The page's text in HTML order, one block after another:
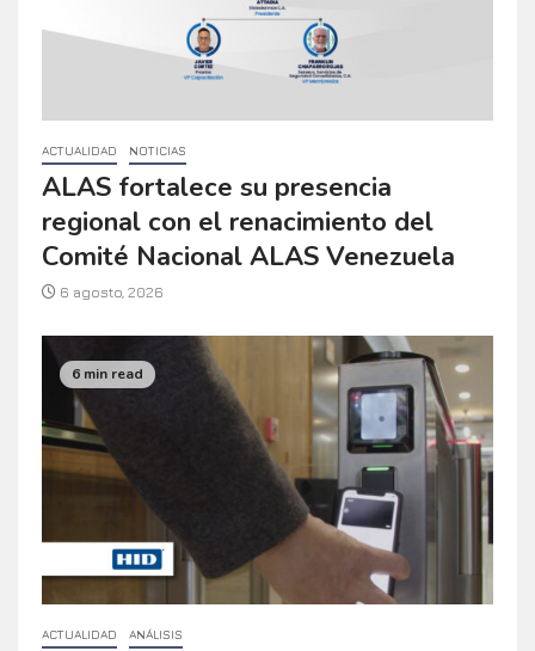
ACTUALIDAD NOTICIAS
ALAS fortalece su presencia
regional con el renacimiento del
Comité Nacional ALAS Venezuela
6 agosto, 2026
6 min read
ACTUALIDAD ANÁLISIS